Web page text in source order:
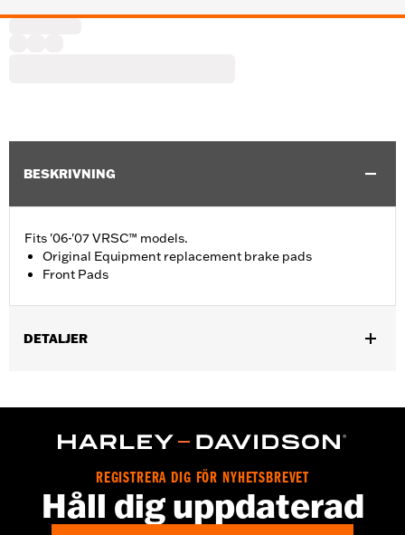
BESKRIVNING
Fits '06-'07 VRSC™ models.
Original Equipment replacement brake pads
Front Pads
DETALJER
In the Box: One set of brake pads
REGISTRERA DIG FÖR NYHETSBREVET
Håll dig uppdaterad